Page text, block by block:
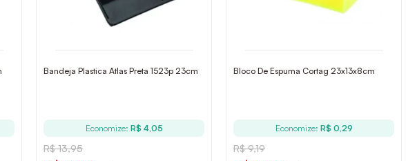
Bandeja Plastica Atlas Preta 1523p 23cm
Economize: R$ 4,05
R$ 13,95
Bloco De Espuma Cortag 23x13x8cm
Economize: R$ 0,29
R$ 9,19